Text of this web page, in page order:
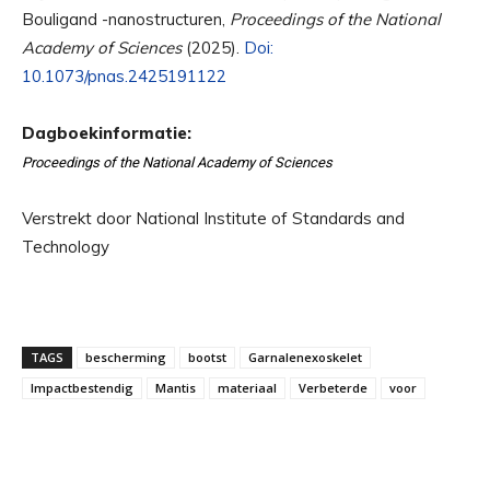
Bouligand -nanostructuren, Proceedings of the National
Academy of Sciences(2025). Doi:
10.1073/pnas.2425191122
Dagboekinformatie:
Proceedings of the National Academy of Sciences
Verstrekt door National Institute of Standards and
Technology
TAGS bescherming bootst
Garnalenexoskelet
Impactbestendig
Mantis materiaal Verbeterde voor